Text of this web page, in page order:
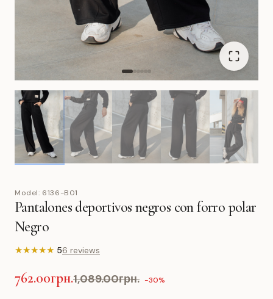
Model: 6136-B01
Pantalones deportivos negros con forro polar
Negro
★★★★★ 56 reviews
762.00грн.1,089.00грн. -30%